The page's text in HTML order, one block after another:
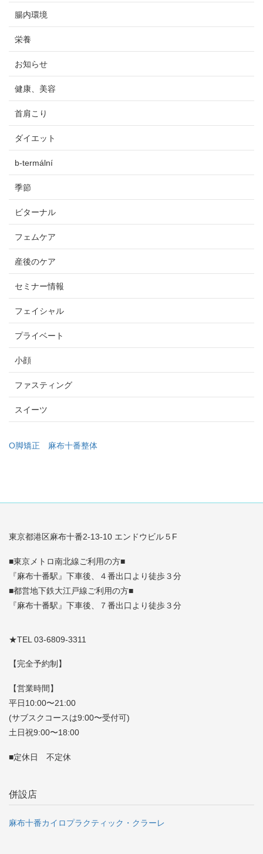
腸内環境
栄養
お知らせ
健康、美容
首肩こり
ダイエット
b-termální
季節
ビターナル
フェムケア
産後のケア
セミナー情報
フェイシャル
プライベート
小顔
ファスティング
スイーツ
O脚矯正 麻布十番整体
東京都港区麻布十番2-13-10 エンドウビル５F
■東京メトロ南北線ご利用の方■
『麻布十番駅』下車後、４番出口より徒歩３分
■都営地下鉄大江戸線ご利用の方■
『麻布十番駅』下車後、７番出口より徒歩３分
★TEL 03-6809-3311
【完全予約制】
【営業時間】
平日10:00〜21:00
(サブスクコースは9:00〜受付可)
土日祝9:00〜18:00
■定休日 不定休
併設店
麻布十番カイロプラクティック・クラーレ